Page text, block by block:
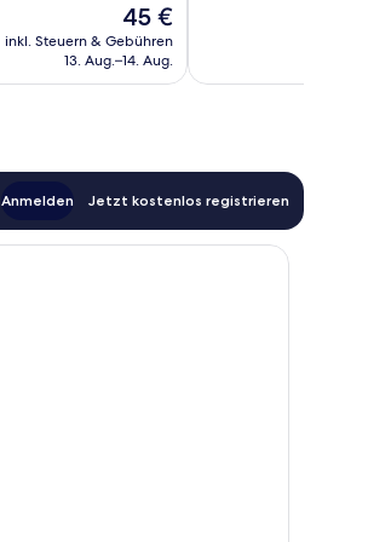
Der
Preis
beträgt
45 €
inkl. Steuern & Gebühren
13. Aug.–14. Aug.
Anmelden Jetzt kostenlos registrieren